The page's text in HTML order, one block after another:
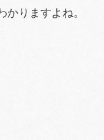
りますよね。